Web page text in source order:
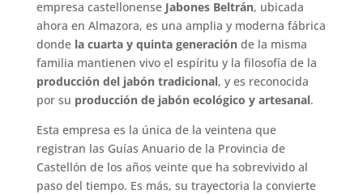
empresa castellonense Jabones Beltrán, ubicada
ahora en Almazora, es una amplia y moderna fábrica
donde la cuarta y quinta generaciónde la misma
familia mantienen vivo el espíritu y la filosofía de la
producción del jabón tradicional, y es reconocida
por su producción de jabón ecológico y artesanal.
Esta empresa es la única de la veintena que
registran las Guías Anuario de la Provincia de
Castellón de los años veinte que ha sobrevivido al
paso del tiempo. Es más, su trayectoria la convierte